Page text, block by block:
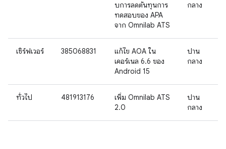
บการลดต้นทุนการ
ทดสอบของ APA
จาก Omnilab ATS
กลาง
เซิร์ฟเวอร์ 385068831
แก้ไข AOA ใน
เคอร์เนล 6.6 ของ
Android 15
ปาน
กลาง
ทั่วไป 481913176
เพิ่ม Omnilab ATS
2.0
ปาน
กลาง